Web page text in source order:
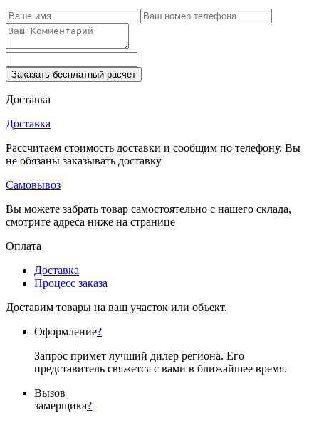
Заказать бесплатный расчет
Доставка
Доставка
Рассчитаем стоимость доставки и сообщим по телефону. Вы
не обязаны заказывать доставку
Самовывоз
Вы можете забрать товар самостоятельно с нашего склада,
смотрите адреса ниже на странице
Оплата
Доставка
Процесс заказа
Доставим товары на ваш участок или объект.
Оформление?
Запрос примет лучший дилер региона. Его
представитель свяжется с вами в ближайшее время.
Вызов
замерщика?